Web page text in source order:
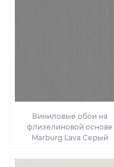
Виниловые обои на
флизелиновой основе
Marburg Lava Серый